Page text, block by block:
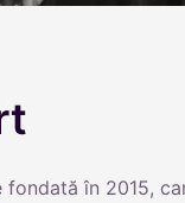
în 2015,